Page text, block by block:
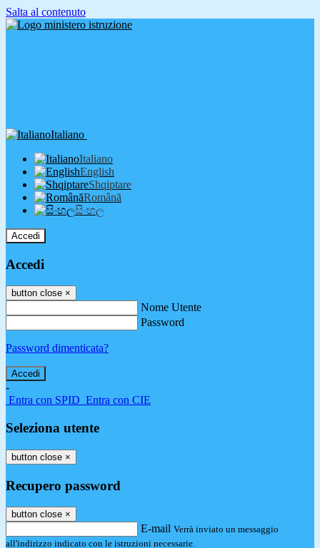
Salta al contenuto
Italiano
Italiano
English
Shqiptare
Română
සිංහල
Accedi
Accedi
button close ×
Nome Utente
Password
Password dimenticata?
-
Entra con SPID Entra con CIE
Seleziona utente
button close ×
Recupero password
button close ×
E-mail Verrà inviato un messaggio
all'indirizzo indicato con le istruzioni necessarie.